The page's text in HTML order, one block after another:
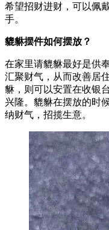
希望招财进财，可以佩
手。
貔貅摆件如何摆放？
在家里请貔貅最好是供
汇聚财气，从而改善居
貅，则可以安置在收银
兴隆。貔貅在摆放的时
纳财气，招揽生意。